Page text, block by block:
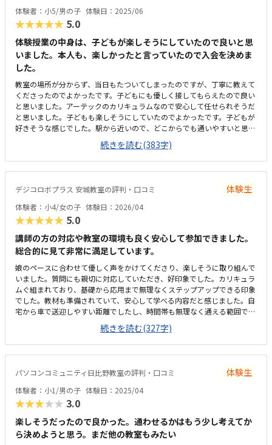
式トイレを使用できない点が残念でした。また、設備面でももう少し子ど
も向けの配慮があるとより安心して通えると感じました。子どもが毎回楽
生もとても親切で、安心して任せられる環境だと思いました。
体験者：小5/男の子 体験日：2025/06
★★★★★ 5.0
体験授業の中身は、子どもが楽しそうにしていたので良いと思
いました。本人も、楽しかったと言っていたので入会を決めま
した。
教室の場所が分からず、当日もたついてしまったのですが、丁寧に教えて
くださったのでよかったです。子どもにも優しく接してもらえたので良い
と思いました。アーテックのカリキュラムなので安心して任せられそうだ
と思いました。子どもも楽しそうにしていたのでよかったです。子どもが
好きそうな感じでした。駅から近いので、どこからでも通いやすいと思い
ました。うちは家が最寄り駅から近くなので、電車には乗らず直接通える
のが良いと思いました。雑居ビルの中にあるので、最初は場所がわかりに
くかったですが、教室の中はそれを感じさせない雰囲気で良いと思いまし
た。月謝は決して安くはないですが、将来の投資として頑張っていこうと
を空けることが多く電話がつながりにくかったのですが、メールでフォロ
ーアップしてくださり安心感がありました。
続きを読む(383字)
デジコロボプラス 安城教室の評判・口コミ 体験生
体験者：小4/女の子 体験日：2026/04
★★★★★ 5.0
講師の方の対応や教室の環境も良く安心して参加できました。
総合的に見て非常に満足しています。
娘のペースに合わせて優しく声をかけてくださり、楽しそうに取り組んで
いました。質問にも親切に対応していただき、好印象でした。カリキュラ
ムぐ組まれており、基礎から応用まで無理なくステップアップできる印象
でした。教材も準備されていて、安心して学べる内容だと感じました。自
宅から車で送迎しやすい距離でしたし、時間帯も無理なく通える範囲で、
安心して続けられそうです。教材がきちんと整備されており学習に集中で
きる環境だと感じました。教室全体の雰囲気も明るく初めてでも入りやす
かったです。ロボット教材や指導の質を踏まえると料金は適切だと思いま
す。。内容に見合った価格だと感じています。雰囲気がよく、子供が自然
続きを読む(327字)
パソコンコミュニティ日比野教室の評判・口コミ 体験生
体験者：小1/男の子 体験日：2025/04
★★★★★ 3.0
楽しそうだったので良かった。通わせるかはもう少し考えてか
ら決めようと思う。まだ他の教室もみたい